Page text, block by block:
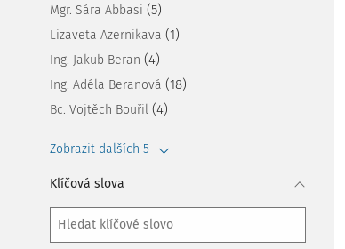
Mgr. Sára Abbasi (5)
Lizaveta Azernikava (1)
Ing. Jakub Beran (4)
Ing. Adéla Beranová (18)
Bc. Vojtěch Bouřil (4)
Zobrazit dalších 5
Klíčová slova